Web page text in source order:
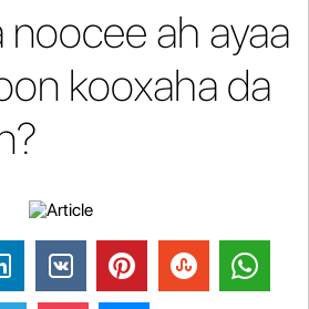
ah ayaa
kooxaha da